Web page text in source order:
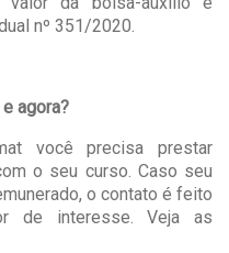
nº 351/2020.
agora?
você precisa prestar
o seu curso. Caso seu
o contato é feito
de interesse. Veja as